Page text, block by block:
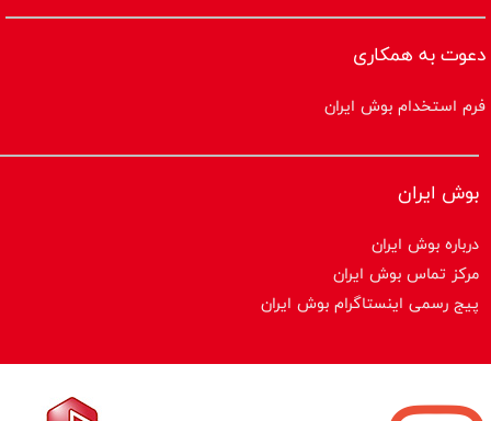
دعوت به همکاری
فرم استخدام بوش ایران
بوش ایران
درباره بوش ایران
مرکز تماس بوش ایران
پیج رسمی اینستاگرام بوش ایران